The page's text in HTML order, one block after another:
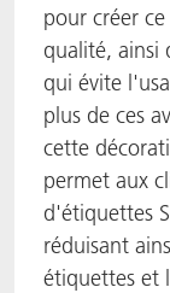
pour créer
qualité, ainsi
qui évite
plus de ces
cette
permet aux
d'étiquettes
réduisant
étiquettes et